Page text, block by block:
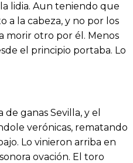
lidia. Aun teniendo que
a la cabeza, y no por los
morir otro por él. Menos
el principio portaba. Lo
ganas Sevilla, y el
verónicas, rematando
Lo vinieron arriba en
ovación. El toro